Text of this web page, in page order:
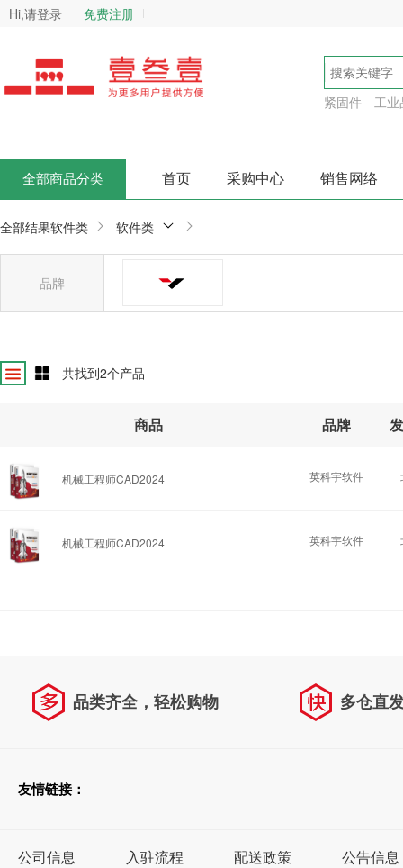
Hi,请登录 免费注册
紧固件 工业
全部商品分类 首页 采购中心 销售网络
全部结果软件类 软件类
品牌
英科宇软件
共找到2个产品
商品 品牌
机械工程师CAD2024 英科宇软件
机械工程师CAD2024 英科宇软件
品类齐全，轻松购物 多仓直
友情链接：
公司信息 入驻流程 配送政策 公告信息